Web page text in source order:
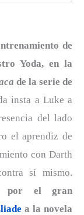
de
Yoda, en la
de la serie de
insta a Luke a
del lado
el aprendiz de
con Darth
sí mismo.
por el gran
a la novela